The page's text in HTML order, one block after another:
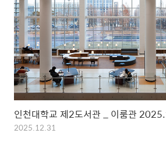
인천대학교 제2도서관 _ 이룸관
2025.12.31